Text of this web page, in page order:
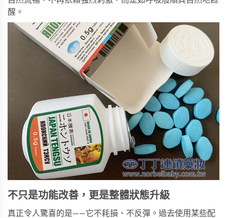
醒。
不只是功能改善，更是整體狀態升級
真正令人驚喜的是——它不耗損、不反彈。過去使用某些配